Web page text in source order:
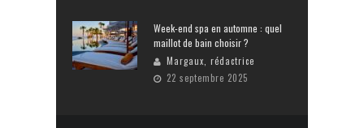
Week-end spa en automne : quel
maillot de bain choisir ?
Margaux, rédactrice
22 septembre 2025